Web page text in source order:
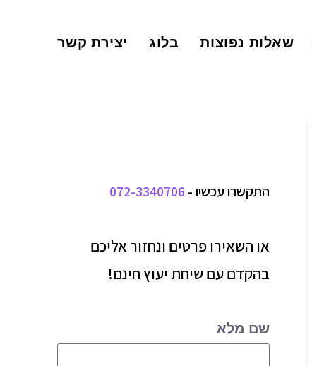
שאלות נפוצות בלוג יצירת קשר
התקשרו עכשיו - 072-3340706
או השאירו פרטים ונחזור אליכם
בהקדם עם שיחת יעוץ חינם!
שם מלא